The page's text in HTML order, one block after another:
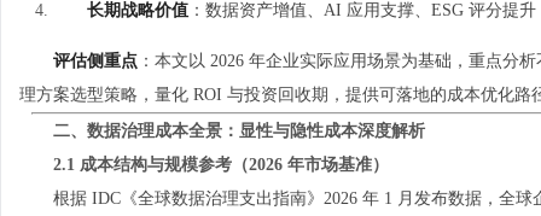
长期战略价值 ：数据资产增值、AI 应用支撑、ESG 评分提升
评估侧重点 ：本文以 2026 年企业实际应用场景为基础，重点分
理方案选型策略，量化 ROI 与投资回收期，提供可落地的成本优化路
二、数据治理成本全景：显性与隐性成本深度解析
2.1 成本结构与规模参考（2026 年市场基准）
根据 IDC《全球数据治理支出指南》2026 年 1 月发布数据，全